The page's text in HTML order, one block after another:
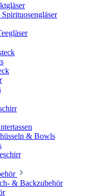
& Bowls
& Backzubehör